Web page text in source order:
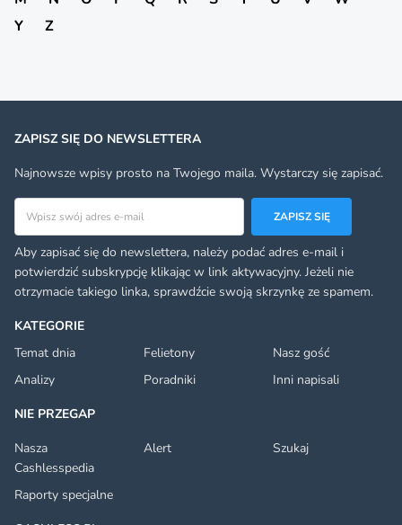
Y
Z
KATEGORIE
Temat dnia
Felietony
Nasz gość
Analizy
Poradniki
Inni napisali
NIE PRZEGAP
Nasza
Cashlesspedia
Alert Szukaj
Raporty specjalne
ZAPISZ SIĘ DO NEWSLETTERA
Najnowsze wpisy prosto na Twojego maila. Wystarczy się zapisać.
ZAPISZ SIĘ
Aby zapisać się do newslettera, należy podać adres e-mail i
potwierdzić subskrypcję klikając w link aktywacyjny. Jeżeli nie
otrzymacie takiego linka, sprawdźcie swoją skrzynkę ze spamem.